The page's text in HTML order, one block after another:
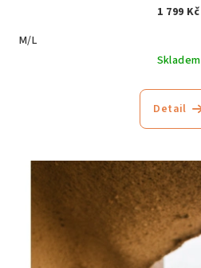
1 799 Kč
M/L
Skladem
Detail